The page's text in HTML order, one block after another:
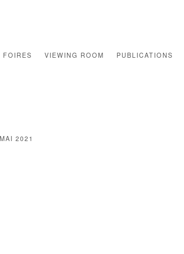
FOIRES VIEWING ROOM PUBLICATIONS
2021